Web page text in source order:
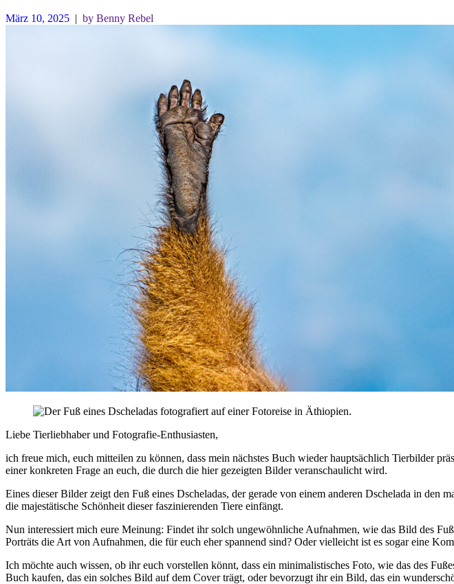
März 10, 2025 | by Benny Rebel
Liebe Tierliebhaber und Fotografie-Enthusiasten,
ich freue mich, euch mitteilen zu können, dass mein nächstes Buch wieder hauptsächlich Tierbilder
einer konkreten Frage an euch, die durch die hier gezeigten Bilder veranschaulicht wird.
Eines dieser Bilder zeigt den Fuß eines Dscheladas, der gerade von einem anderen Dschelada in den
die majestätische Schönheit dieser faszinierenden Tiere einfängt.
Nun interessiert mich eure Meinung: Findet ihr solch ungewöhnliche Aufnahmen, wie das Bild des
Porträts die Art von Aufnahmen, die für euch eher spannend sind? Oder vielleicht ist es sogar eine
Ich möchte auch wissen, ob ihr euch vorstellen könnt, dass ein minimalistisches Foto, wie das des
Buch kaufen, das ein solches Bild auf dem Cover trägt, oder bevorzugt ihr ein Bild, das ein